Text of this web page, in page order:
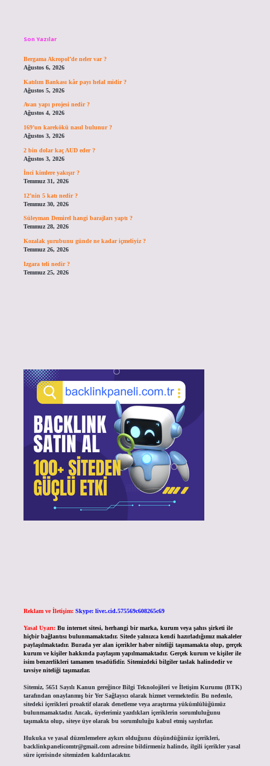
Son Yazılar
Bergama Akropol’de neler var ?
Ağustos 6, 2026
Katılım Bankası kâr payı helal midir ?
Ağustos 5, 2026
Avan yapı projesi nedir ?
Ağustos 4, 2026
169’un karekökü nasıl bulunur ?
Ağustos 3, 2026
2 bin dolar kaç AUD eder ?
Ağustos 3, 2026
İnci kimlere yakışır ?
Temmuz 31, 2026
12’nin 5 katı nedir ?
Temmuz 30, 2026
Süleyman Demirel hangi barajları yaptı ?
Temmuz 28, 2026
Kozalak şurubunu günde ne kadar içmeliyiz ?
Temmuz 26, 2026
Izgara teli nedir ?
Temmuz 25, 2026
Reklam ve İletişim: Skype: live:.cid.575569c608265c69
Yasal Uyarı: Bu internet sitesi, herhangi bir marka, kurum veya şahıs şirketi ile
hiçbir bağlantısı bulunmamaktadır. Sitede yalnızca kendi hazırladığımız makaleler
paylaşılmaktadır. Burada yer alan içerikler haber niteliği taşımamakta olup, gerçek
kurum ve kişiler hakkında paylaşım yapılmamaktadır. Gerçek kurum ve kişiler ile
isim benzerlikleri tamamen tesadüfidir. Sitemizdeki bilgiler taslak halindedir ve
tavsiye niteliği taşımazlar.
Sitemiz, 5651 Sayılı Kanun gereğince Bilgi Teknolojileri ve İletişim Kurumu (BTK)
tarafından onaylanmış bir Yer Sağlayıcı olarak hizmet vermektedir. Bu nedenle,
sitedeki içerikleri proaktif olarak denetleme veya araştırma yükümlülüğümüz
bulunmamaktadır. Ancak, üyelerimiz yazdıkları içeriklerin sorumluluğunu
taşımakta olup, siteye üye olarak bu sorumluluğu kabul etmiş sayılırlar.
Hukuka ve yasal düzenlemelere aykırı olduğunu düşündüğünüz içerikleri,
backlinkpanelicomtr@gmail.comadresine bildirmeniz halinde, ilgili içerikler yasal
süre içerisinde sitemizden kaldırılacaktır.